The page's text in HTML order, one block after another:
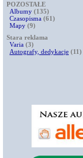
POZOSTAŁE
Albumy (135)
Czasopisma (61)
Mapy (9)
Stara reklama
Varia (3)
Autografy, dedykacje (11)